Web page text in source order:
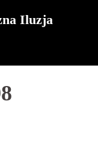
Iluzja